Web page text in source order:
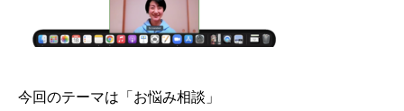
今回のテーマは「お悩み相談」